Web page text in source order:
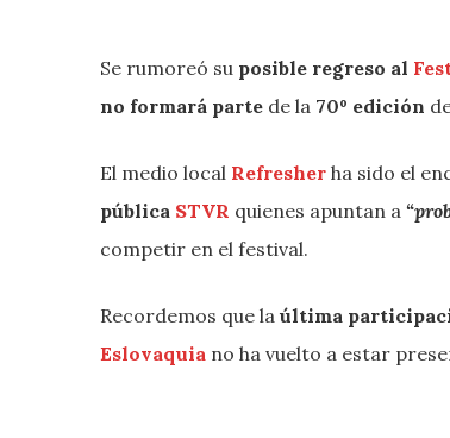
Se rumoreó su posible regreso al
no formará parte de la 70º edición
El medio local Refresher ha sido el
pública STVR quienes apuntan a
competir en el festival.
Recordemos que la última
Eslovaquia no ha vuelto a estar